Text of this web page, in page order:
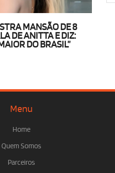
MANSÃO DE 8
DE ANITTA E DIZ:
DO BRASIL”
Menu
Home
Quem Somos
Parceiros